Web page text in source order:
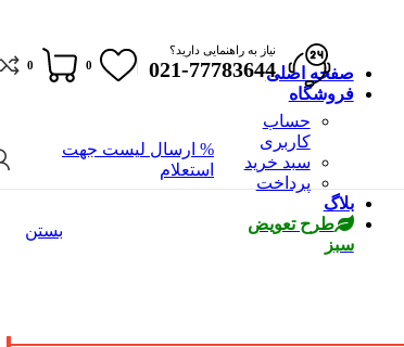
نیاز به راهنمایی دارید؟
021-77783644
0
0
صفحه اصلی
فروشگاه
حساب
کاربری
سبد خرید
پرداخت
بلاگ
طرح تعویض
سبز
% ارسال لیست جهت
استعلام
بستن